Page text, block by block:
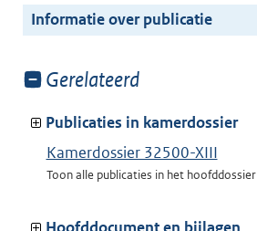
van:
Informatie over publicatie
Toon
van:
Gerelateerd
Publicaties in kamerdossier
Kamerdossier 32500-XIII
Toon alle publicaties in het hoofddossier